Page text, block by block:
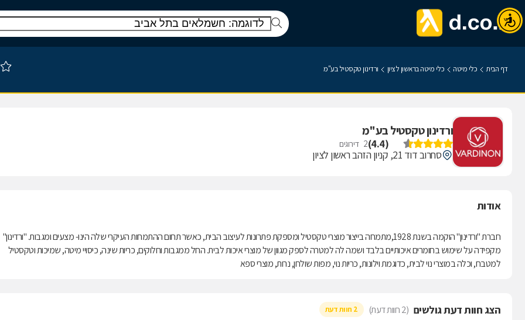
דף הבית כלי מיטה כלי מיטה בראשון לציון ורדינון טקסטיל בע"מ
ורדינון טקסטיל בע"מ
(
4.4
)
2 דירוגים
סחרוב דוד 21, קניון הזהב ראשון לציון
אודות
חברת "ורדינון" הוקמה בשנת 1928,מתמחה בייצור מוצרי טקסטיל ומספקת פתרונות לעיצוב הבית, כאשר תחום ההתמחות העיקרי שלה הינו- מצעים ומגבות. "ורדינון"
מקפידה על שימוש בחומרים איכותיים בלבד ושמה לה למטרה לספק מגוון של מוצרי איכות לבית. החל ממגבות וחלוקים, כריות שינה, כיסויי מיטה, שמיכות וטקסטיל
למטבח, וכלה במוצרי נוי לבית, כדוגמת וילונות, כריות נוי, מפות שולחן, נרות, מוצרי ספא
הצג חוות דעת גולשים (2 חוות דעת) 2 חוות דעת